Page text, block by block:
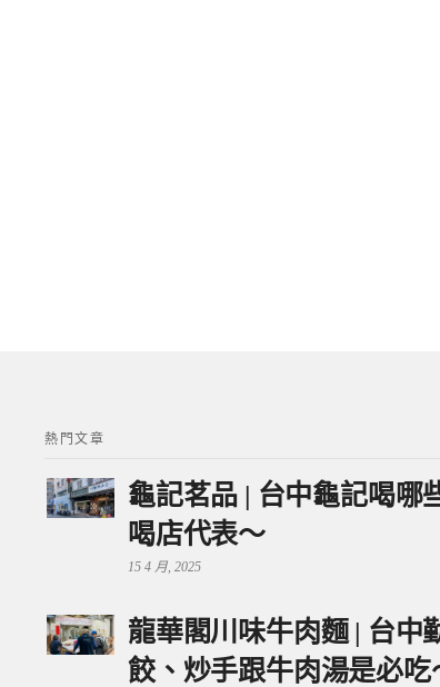
熱門文章
龜記茗品 | 台中龜記喝哪
喝店代表～
15 4 月, 2025
龍華閣川味牛肉麵 | 台中
餃、炒手跟牛肉湯是必吃